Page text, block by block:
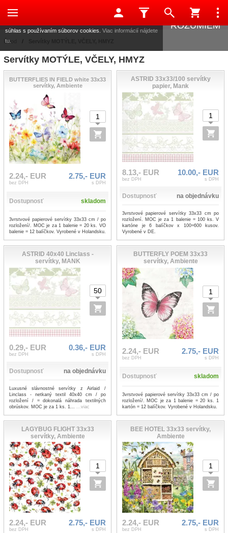
Úvod /
Servítky MOTÝLE, VČELY, HMYZ
BUTTERFLIES IN FIELD white 33x33
servítky, Ambiente
2.24,- EUR
bez DPH
2.75,- EUR
s DPH
Dostupnosť skladom
3vrstvové papierové servítky 33x33 cm / po
rozložení/. MOC je za 1 balenie = 20 ks. VO
balenie = 12 balíčkov. Vyrobené v Holandsku.
ASTRID 33x33/100 servítky
papier, Mank
8.13,- EUR
bez DPH
10.00,- EUR
s DPH
Dostupnosť na objednávku
3vrstvové papierové servítky 33x33 cm po
rozložení. MOC je za 1 balenie = 100 ks. V
kartóne je 6 balíčkov x 100=600 kusov.
Vyrobené v DE.
ASTRID 40x40 Linclass -
servítky, MANK
0.29,- EUR
bez DPH
0.36,- EUR
s DPH
Dostupnosť na objednávku
Luxusné slávnostné servítky z Airlaid /
Linclass - netkaný textil 40x40 cm / po
rozložení / = dokonalá náhrada textilných
obrúskov. MOC je za 1 ks. 1... ...viac
BUTTERFLY POEM 33x33
servítky, Ambiente
2.24,- EUR
bez DPH
2.75,- EUR
s DPH
Dostupnosť skladom
3vrstvové papierové servítky 33x33 cm / po
rozložení/. MOC je za 1 balenie = 20 ks. 1
kartón = 12 balíčkov. Vyrobené v Holandsku.
LAGYBUG FLIGHT 33x33
servítky, Ambiente
2.24,- EUR
bez DPH
2.75,- EUR
s DPH
BEE HOTEL 33x33 servítky,
Ambiente
2.24,- EUR
bez DPH
2.75,- EUR
s DPH
Táto stránka používa súbory cookies, ktoré nám pomáhajú
súhlas s používaním súborov cookies. Viac informácií nájdete
tu.
ROZUMIEM